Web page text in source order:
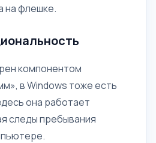
на флешке.
компонентом
в Windows тоже есть
она работает
следы пребывания